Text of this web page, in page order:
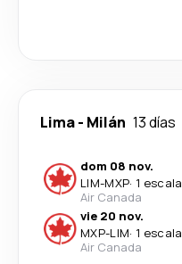
Lima- Milán 13 días
dom 08 nov.
LIM-MXP· 1 escala
Air Canada
vie 20 nov.
MXP-LIM· 1 escala
Air Canada